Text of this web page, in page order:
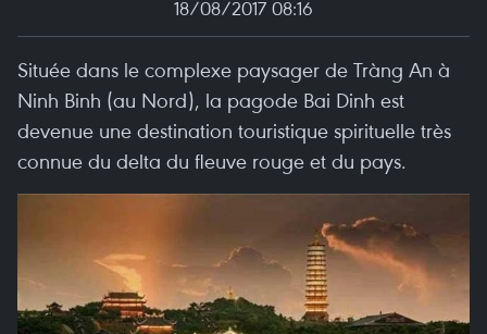
18/08/2017 08:16
Située dans le complexe paysager de Tràng An à
Ninh Binh (au Nord), la pagode Bai Dinh est
devenue une destination touristique spirituelle très
connue du delta du fleuve rouge et du pays.